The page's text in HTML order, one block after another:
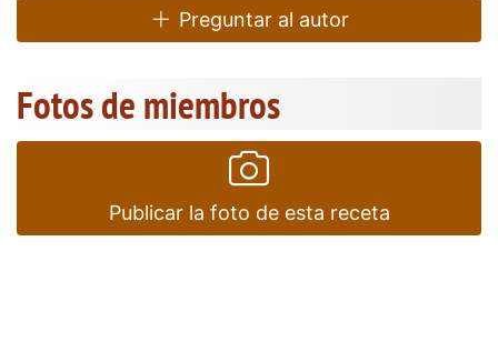
Preguntar al autor
Fotos de miembros
Publicar la foto de esta receta